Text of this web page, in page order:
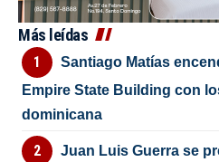
Más leídas
Santiago Matías
Empire State Building con
dominicana
Juan Luis Guerra se